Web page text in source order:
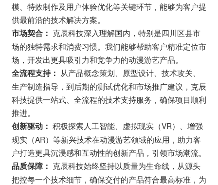
模、特效制作及用户体验优化等关键环节，能够为客户提
供最前沿的技术解决方案。
市场契合： 克辰科技深入理解国内，特别是四川区县市
场的独特需求和消费习惯。我们能够帮助客户精准定位市
场，开发出更具吸引力和竞争力的动漫游艺产品。
全流程支持： 从产品概念策划、原型设计、技术攻关、
生产制造指导，到后期的测试优化和市场推广建议，克辰
科技提供一站式、全流程的技术支持服务，确保项目顺利
推进。
创新驱动： 积极探索人工智能、虚拟现实（VR）、增强
现实（AR）等新兴技术在动漫游艺领域的应用，助力客
户打造更具沉浸感和互动性的创新产品，引领市场潮流。
品质保障： 克辰科技始终坚持以质量为生命线，从源头
把控每一个技术细节，确保交付的产品符合最高标准，为